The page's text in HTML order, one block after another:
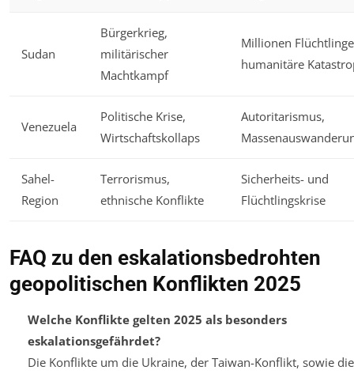
Sudan
Bürgerkrieg,
militärischer
Machtkampf
Millionen
humanitäre
Venezuela
Politische Krise,
Wirtschaftskollaps
Autoritarismus,
Sahel-
Region
Terrorismus,
ethnische Konflikte
Sicherheits- und
Flüchtlingskrise
FAQ zu den eskalationsbedrohten
geopolitischen Konflikten 2025
Welche Konflikte gelten 2025 als besonders
eskalationsgefährdet?
Die Konflikte um die Ukraine, der Taiwan-Konflikt, sowie die